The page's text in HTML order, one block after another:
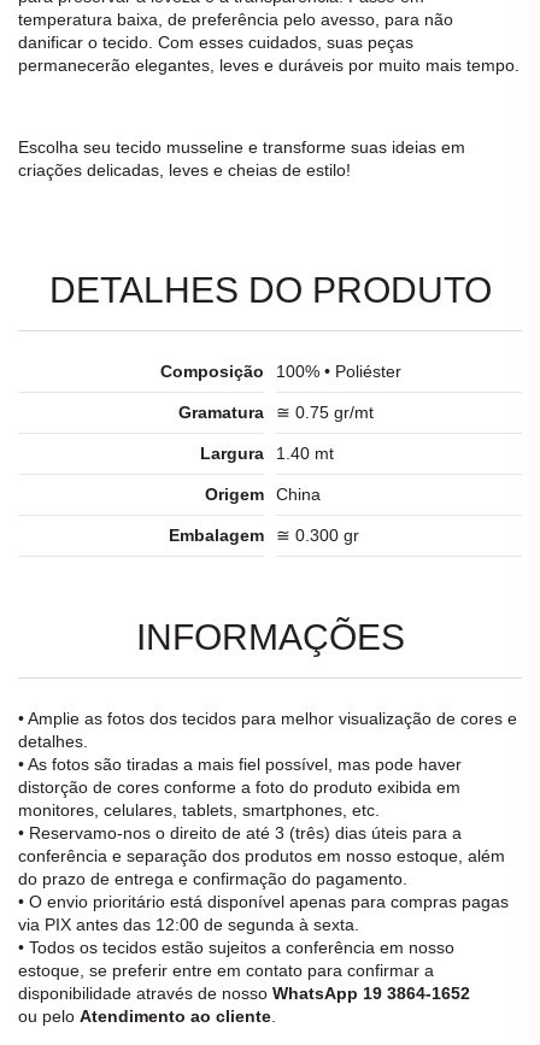
temperatura baixa, de preferência pelo avesso, para não
danificar o tecido . Com esses cuidados, suas peças
permanecerão elegantes, leves e duráveis por muito mais tempo.
Escolha seu tecido musseline e transforme suas ideias em
criações delicadas, leves e cheias de estilo!
DETALHES DO PRODUTO
Composição 100% • Poliéster
Gramatura ≅ 0.75 gr/mt
Largura 1.40 mt
Origem China
Embalagem ≅ 0.300 gr
INFORMAÇÕES
• Amplie as fotos dos tecidos para melhor visualização de cores e
detalhes.
• As fotos são tiradas a mais fiel possível, mas pode haver
distorção de cores conforme a foto do produto exibida em
monitores, celulares, tablets, smartphones, etc.
• Reservamo-nos o direito de até 3 (três) dias úteis para a
conferência e separação dos produtos em nosso estoque, além
do prazo de entrega e confirmação do pagamento.
• O envio prioritário está disponível apenas para compras pagas
via PIX antes das 12:00 de segunda à sexta.
• Todos os tecidos estão sujeitos a conferência em nosso
estoque, se preferir entre em contato para confirmar a
disponibilidade através de nosso WhatsApp 19 3864-1652
ou pelo Atendimento ao cliente